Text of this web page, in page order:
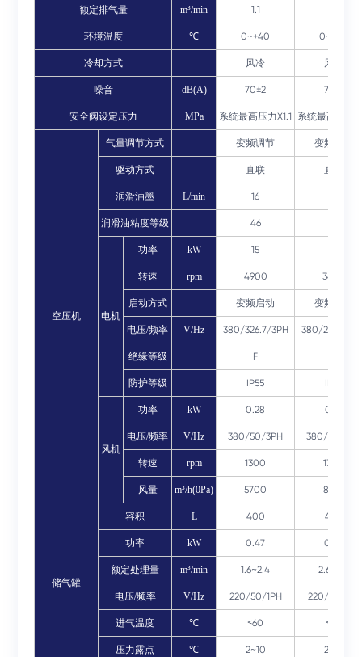
额定排气量 m³/min 1.1
环境温度 ℃ 0~+40 0~+40
冷却方式 风冷 风冷
噪音 dB(A) 70±2 72±2
安全阀设定压力 MPa 系统最高压力X1.1 系统最高压力
空压机
气量调节方式 变频调节 变频调节
驱动方式 直联 直联
润滑油墨 L/min 16
润滑油粘度等级 46
电机
功率 kW 15
转速 rpm 4900 3400
启动方式 变频启动 变频启动
电压/频率 V/Hz 380/326.7/3PH 380/226.7/
绝缘等级 F
防护等级 IP55 IP55
风机
功率 kW 0.28 0.52
电压/频率 V/Hz 380/50/3PH 380/50/3PH
转速 rpm 1300 1300
风量 m³/h(0Pa) 5700 8100
储气罐
容积 L 400 400
功率 kW 0.47 0.84
额定处理量 m³/min 1.6~2.4 2.6~3.4
电压/频率 V/Hz 220/50/1PH 220/50/1PH
进气温度 ℃ ≤60 ≤60
压力露点 ℃ 2~10 2~10